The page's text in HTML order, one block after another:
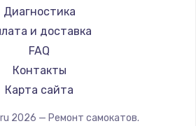
Bork
Segway
KIRIN
Диагностика
и доставка
FAQ
Контакты
Карта сайта
2026 — Ремонт самокатов.